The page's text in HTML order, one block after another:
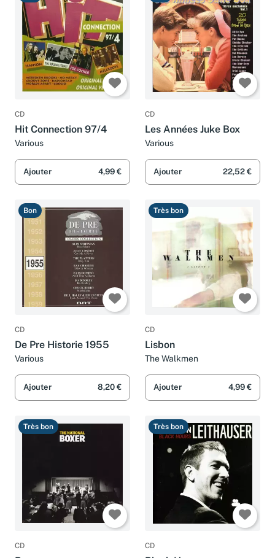
CD
Hit Connection 97/4
Various
Ajouter 4,99 €
CD
Les Années Juke Box
Various
Ajouter 22,52 €
Bon
CD
De Pre Historie 1955
Various
Ajouter 8,20 €
Très bon
CD
Lisbon
The Walkmen
Ajouter 4,99 €
Très bon
CD
Très bon
CD